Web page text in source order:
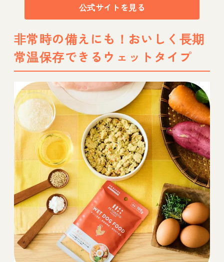
公式サイトを見る
非常時の備えにも！おいしく長期
常温保存できるウェットタイプ